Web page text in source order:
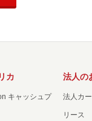
カ
キャッシュプ
法人の
法人カ
リース